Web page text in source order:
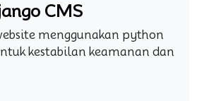
CMS
menggunakan python
kestabilan keamanan dan